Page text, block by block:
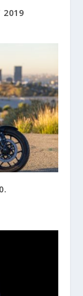
2019